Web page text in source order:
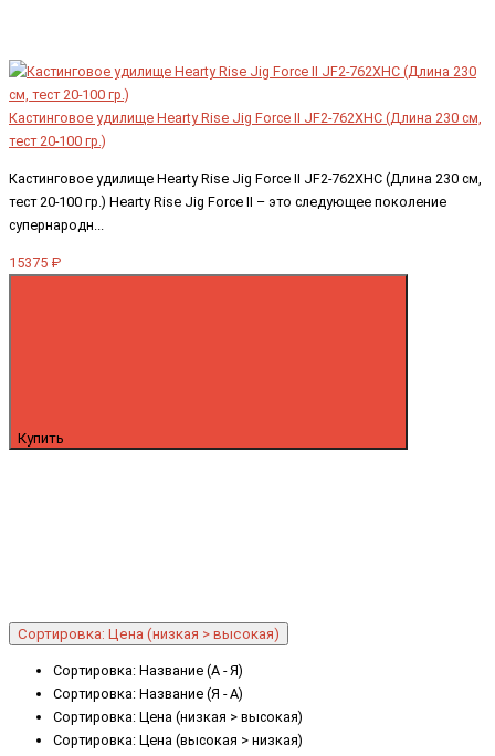
Кастинговое удилище Hearty Rise Jig Force II JF2-762XHC (Длина 230 см,
тест 20-100 гр.)
Кастинговое удилище Hearty Rise Jig Force II JF2-762XHC (Длина 230 см,
тест 20-100 гр.) Hearty Rise Jig Force II – это следующее поколение
супернародн...
15375 ₽
Купить
Сортировка: Цена (низкая > высокая)
Сортировка: Название (А - Я)
Сортировка: Название (Я - А)
Сортировка: Цена (низкая > высокая)
Сортировка: Цена (высокая > низкая)